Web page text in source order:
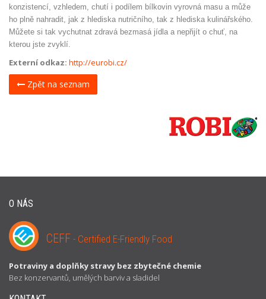
konzistencí, vzhledem, chutí i podílem bílkovin vyrovná masu a může
ho plně nahradit, jak z hlediska nutričního, tak z hlediska kulinářského.
Můžete si tak vychutnat zdravá bezmasá jídla a nepřijít o chuť, na
kterou jste zvyklí.
Externí odkaz: http://eurobi.cz/
Zpět na seznam
O NÁS
CEFF - Certified E-Friendly Food
Potraviny a doplňky stravy bez zbytečné chemie
Bez konzervantů, umělých barviv a sladidel